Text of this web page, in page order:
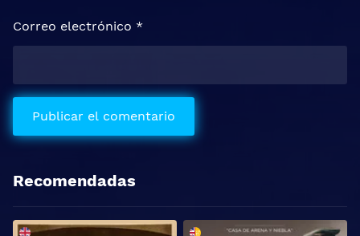
Correo electrónico *
Recomendadas